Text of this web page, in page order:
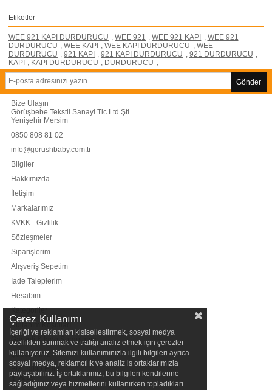
Etiketler
WEE 921 KAPI DURDURUCU WEE 921 WEE 921 KAPI
WEE 921
DURDURUCU
WEE KAPI WEE KAPI DURDURUCU
WEE
DURDURUCU
921 KAPI 921 KAPI DURDURUCU 921 DURDURUCU
KAPI
KAPI DURDURUCU DURDURUCU
Gönder
Bize Ulaşın
Görüşbebe Tekstil Sanayi Tic.Ltd.Şti
Yenişehir Mersim
0850 808 81 02
info@gorushbaby.com.tr
Bilgiler
Hakkımızda
İletişim
Markalarımız
KVKK - Gizlilik
Sözleşmeler
Siparişlerim
Alışveriş Sepetim
İade Taleplerim
Hesabım
Kategoriler
Kullanım Koşulları
Garanti & İade Sorgulama
Şubelerimiz
Bizi Takip Edin
Çerez Kullanımı
İçeriği ve reklamları kişiselleştirmek, sosyal medya
özellikleri sunmak ve trafiği analiz etmek için çerezler
kullanıyoruz. Sitemizi kullanımınızla ilgili bilgileri ayrıca
sosyal medya, reklamcılık ve analiz iş ortaklarımızla
paylaşabiliriz. İş ortaklarımız, bu bilgileri kendilerine
sağladığınız veya hizmetlerini kullanırken topladıkları